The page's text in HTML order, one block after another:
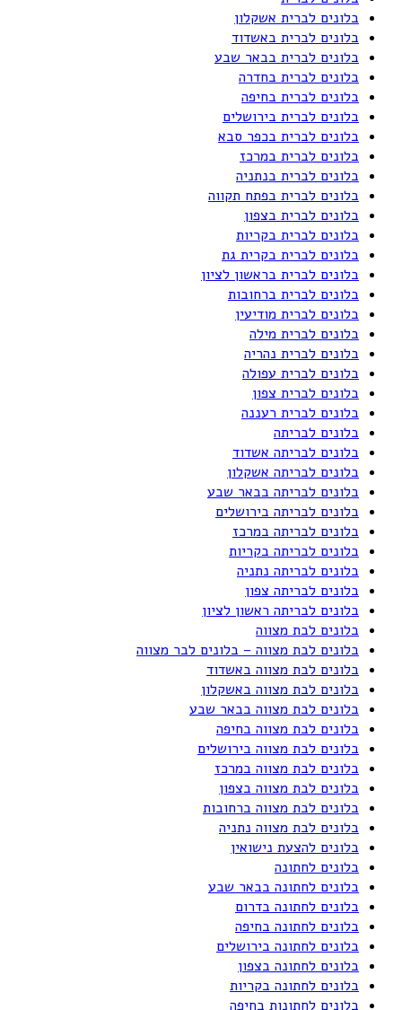
בלונים לברית אשקלון
בלונים לברית באשדוד
בלונים לברית בבאר שבע
בלונים לברית בחדרה
בלונים לברית בחיפה
בלונים לברית בירושלים
בלונים לברית בכפר סבא
בלונים לברית במרכז
בלונים לברית בנתניה
בלונים לברית בפתח תקווה
בלונים לברית בצפון
בלונים לברית בקריות
בלונים לברית בקרית גת
בלונים לברית בראשון לציון
בלונים לברית ברחובות
בלונים לברית מודיעין
בלונים לברית מילה
בלונים לברית נהריה
בלונים לברית עפולה
בלונים לברית צפון
בלונים לברית רעננה
בלונים לבריתה
בלונים לבריתה אשדוד
בלונים לבריתה אשקלון
בלונים לבריתה בבאר שבע
בלונים לבריתה בירושלים
בלונים לבריתה במרכז
בלונים לבריתה בקריות
בלונים לבריתה נתניה
בלונים לבריתה צפון
בלונים לבריתה ראשון לציון
בלונים לבת מצווה
בלונים לבת מצווה – בלונים לבר מצווה
בלונים לבת מצווה באשדוד
בלונים לבת מצווה באשקלון
בלונים לבת מצווה בבאר שבע
בלונים לבת מצווה בחיפה
בלונים לבת מצווה בירושלים
בלונים לבת מצווה במרכז
בלונים לבת מצווה בצפון
בלונים לבת מצווה ברחובות
בלונים לבת מצווה נתניה
בלונים להצעת נישואין
בלונים לחתונה
בלונים לחתונה בבאר שבע
בלונים לחתונה בדרום
בלונים לחתונה בחיפה
בלונים לחתונה בירושלים
בלונים לחתונה בצפון
בלונים לחתונה בקריות
בלונים לחתונות בחיפה